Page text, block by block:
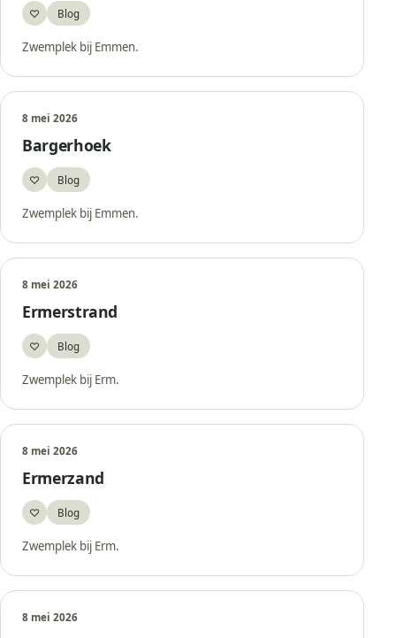
♡Bewaar
Blog
Zwemplek bij Emmen.
8 mei 2026
Bargerhoek
♡Bewaar
Blog
Zwemplek bij Emmen.
8 mei 2026
Ermerstrand
♡Bewaar
Blog
Zwemplek bij Erm.
8 mei 2026
Ermerzand
♡Bewaar
Blog
Zwemplek bij Erm.
8 mei 2026